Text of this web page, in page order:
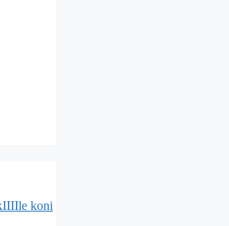
Ile koni